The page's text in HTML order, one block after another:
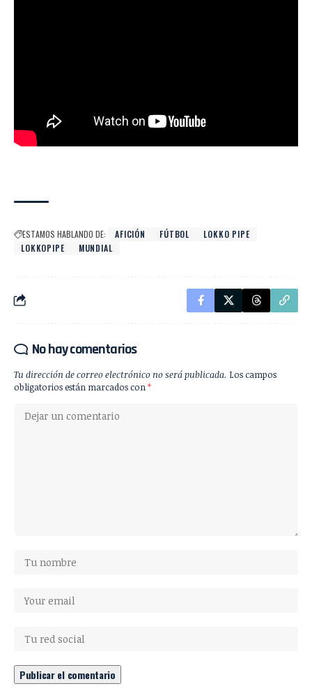
ESTAMOS HABLANDO DE: AFICIÓN FÚTBOL
LOKKO PIPE
LOKKOPIPE
MUNDIAL
No hay comentarios
Tu dirección de correo electrónico no será publicada. Los campos
obligatorios están marcados con*